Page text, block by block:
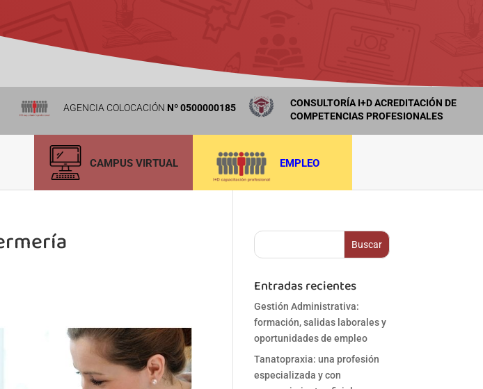
AGENCIA COLOCACIÓN Nº 0500000185
CONSULTORÍA I+D ACREDITACIÓN DE
COMPETENCIAS PROFESIONALES
EMPLEO
CAMPUS VIRTUAL
Entradas recientes
Gestión Administrativa:
formación, salidas laborales y
oportunidades de empleo
Tanatopraxia: una profesión
especializada y con